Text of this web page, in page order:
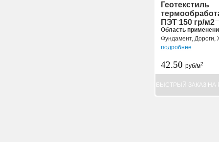
Геотекстиль
ПЭТ 150 гр/м2
Область
Фундамент, Дороги,
подробнее
42.50 руб/м2
БЫСТРЫЙ ЗАКАЗ НА